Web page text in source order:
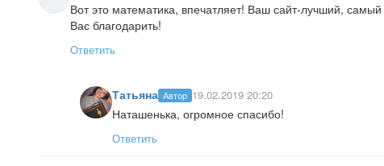
Вот это математика, впечатляет! Ваш сайт-лучший,
Вас благодарить!
Ответить
Татьяна Автор 19.02.2019 20:20
Наташенька, огромное спасибо!
Ответить